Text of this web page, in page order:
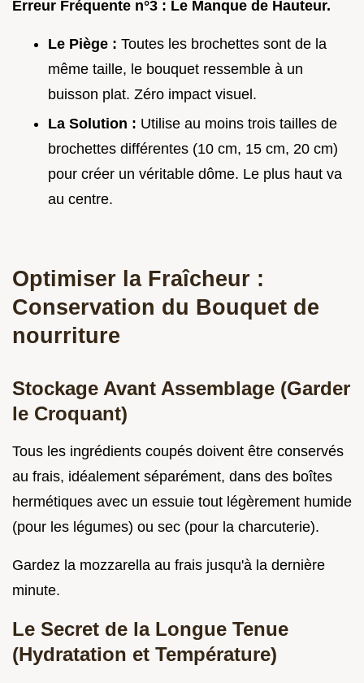
Erreur Fréquente n°3 : Le Manque de Hauteur.
Le Piège : Toutes les brochettes sont de la
même taille, le bouquet ressemble à un
buisson plat. Zéro impact visuel.
La Solution : Utilise au moins trois tailles de
brochettes différentes (10 cm, 15 cm, 20 cm)
pour créer un véritable dôme. Le plus haut va
au centre.
Optimiser la Fraîcheur :
Conservation du Bouquet de
nourriture
Stockage Avant Assemblage (Garder
le Croquant)
Tous les ingrédients coupés doivent être conservés
au frais, idéalement séparément, dans des boîtes
hermétiques avec un essuie tout légèrement humide
(pour les légumes) ou sec (pour la charcuterie).
Gardez la mozzarella au frais jusqu'à la dernière
minute.
Le Secret de la Longue Tenue
(Hydratation et Température)